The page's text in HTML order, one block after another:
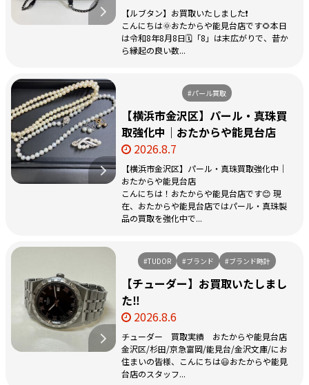
【ルブタン】お買取いたしました❗️
こんにちは🌞おたからや能見台店です🌻本日
は令和8年8月8日🗓️「8」は末広がりで、昔か
ら縁起の良い数...
#パール買取
【横浜市金沢区】パール・真珠買
取強化中｜おたからや能見台店
2026.8.7
【横浜市金沢区】パール・真珠買取強化中｜
おたからや能見台店
こんにちは！おたからや能見台店です😊 現
在、おたからや能見台店ではパール・真珠製
品の買取を強化中で...
#TUDOR #ブランド #ブランド時計
【チューダー】お買取いたしまし
た‼️
2026.8.6
チューダー 買取実績 おたからや能見台店
金沢区/杉田/京急富岡/能見台/金沢文庫/にお
住まいの皆様、こんにちは😃おたからや能見
台店のスタッフ...